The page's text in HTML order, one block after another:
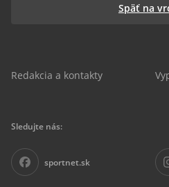
Späť na
Redakcia a kontakty
Sledujte nás:
sportnet.sk